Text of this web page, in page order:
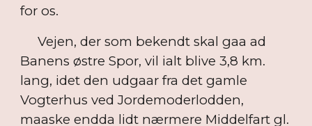
for os.
Vejen, der som bekendt skal gaa ad
Banens østre Spor, vil ialt blive 3,8 km.
lang, idet den udgaar fra det gamle
Vogterhus ved Jordemoderlodden,
maaske endda lidt nærmere Middelfart gl.